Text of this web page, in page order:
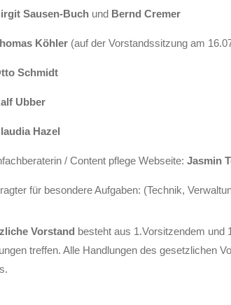
Sausen-Buch und Bernd Cremer
Köhler (auf der Vorstandssitzung am
Schmidt
Ubber
Hazel
/ Content pflege Webseite: Jasmin
für besondere Aufgaben: (Technik,
Vorstand besteht aus 1.Vorsitzendem und
treffen. Alle Handlungen des gesetzlichen